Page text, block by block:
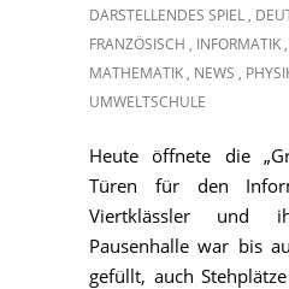
DARSTELLENDES SPIEL ,
FRANZÖSISCH , INFORMATIK ,
MATHEMATIK , NEWS ,
UMWELTSCHULE
Heute öffnete die
Türen für den
Viertklässler und
Pausenhalle war bis
gefüllt, auch